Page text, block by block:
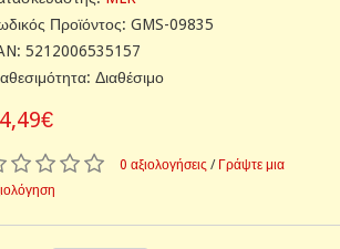
Προϊόντος: GMS-09835
5212006535157
Διαθέσιμο
0 αξιολογήσεις / Γράψτε μια